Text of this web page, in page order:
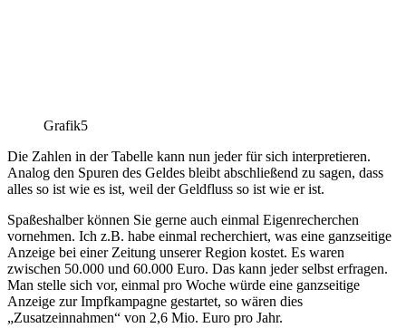
Grafik5
Die Zahlen in der Tabelle kann nun jeder für sich interpretieren.
Analog den Spuren des Geldes bleibt abschließend zu sagen, dass
alles so ist wie es ist, weil der Geldfluss so ist wie er ist.
Spaßeshalber können Sie gerne auch einmal Eigenrecherchen
vornehmen. Ich z.B. habe einmal recherchiert, was eine ganzseitige
Anzeige bei einer Zeitung unserer Region kostet. Es waren
zwischen 50.000 und 60.000 Euro. Das kann jeder selbst erfragen.
Man stelle sich vor, einmal pro Woche würde eine ganzseitige
Anzeige zur Impfkampagne gestartet, so wären dies
„Zusatzeinnahmen“ von 2,6 Mio. Euro pro Jahr.